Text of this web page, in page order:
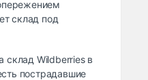
склад под
склад Wildberries в
пострадавшие